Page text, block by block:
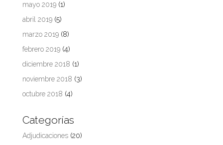
mayo 2019(1)
abril 2019(5)
marzo 2019(8)
febrero 2019(4)
diciembre 2018 (1)
noviembre 2018 (3)
octubre 2018 (4)
Categorías
Adjudicaciones(20)